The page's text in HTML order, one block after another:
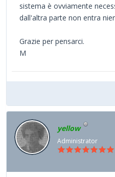
sistema è ovviamente
dall'altra parte non entra
Grazie per pensarci.
M
yellow
Administrator